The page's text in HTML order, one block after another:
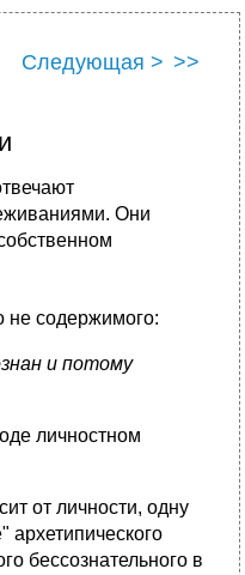
Следующая > >>
Они
не содержимого:
и потому
личностном
от личности, одну
архетипического
бессознательного в